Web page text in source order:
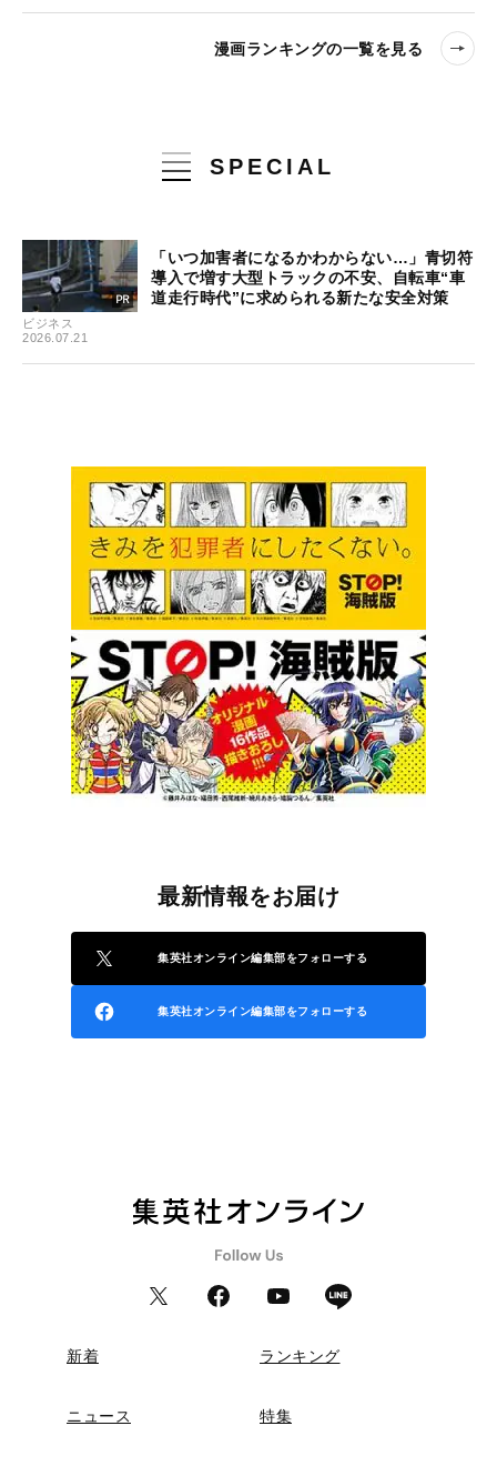
漫画ランキングの一覧を見る
SPECIAL
ビジネス
2026.07.21
「いつ加害者になるかわからない…」青切符
導入で増す大型トラックの不安、自転車“車
道走行時代”に求められる新たな安全対策
最新情報をお届け
集英社オンライン編集部をフォローする
集英社オンライン編集部をフォローする
新着 ランキング
ニュース 特集